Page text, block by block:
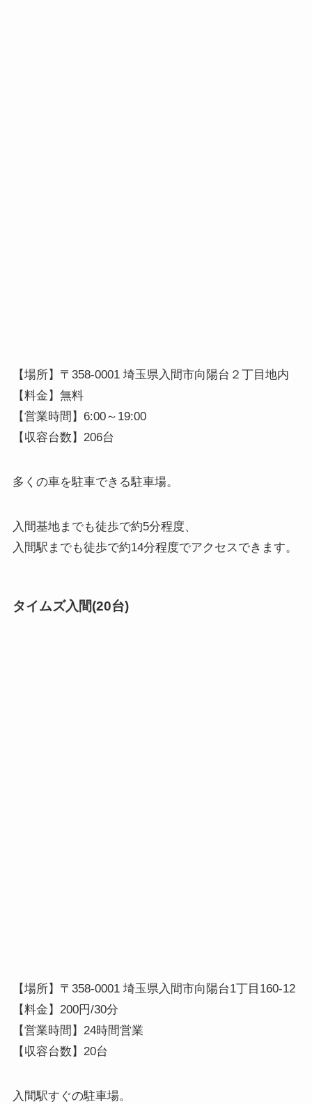
【場所】〒358-0001 埼玉県入間市向陽台２丁目地内
【料金】無料
【営業時間】6:00～19:00
【収容台数】206台
多くの車を駐車できる駐車場。
入間基地までも徒歩で約5分程度、
入間駅までも徒歩で約14分程度でアクセスできます。
タイムズ入間(20台)
【場所】〒358-0001 埼玉県入間市向陽台1丁目160-12
【料金】200円/30分
【営業時間】24時間営業
【収容台数】20台
入間駅すぐの駐車場。